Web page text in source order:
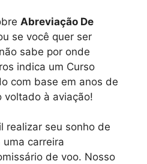
Abreviação De
se você quer ser
sabe por onde
indica um Curso
com base em anos de
voltado à aviação!
realizar seu sonho de
carreira
de voo. Nosso